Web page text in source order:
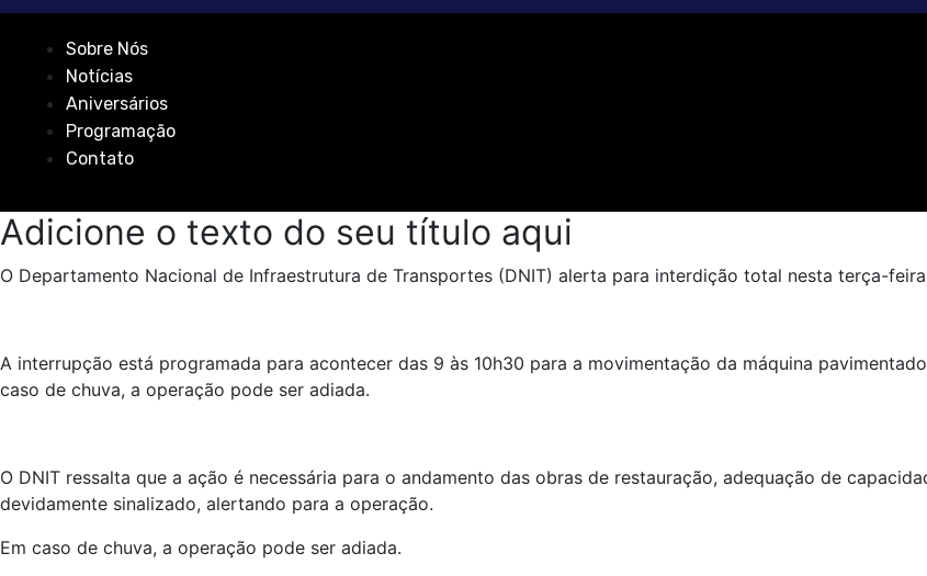
Sobre Nós
Notícias
Aniversários
Programação
Contato
Adicione o texto do seu título aqui
O Departamento Nacional de Infraestrutura de Transportes (DNIT) alerta para interdição total nesta terça-
A interrupção está programada para acontecer das 9 às 10h30 para a movimentação da máquina
caso de chuva, a operação pode ser adiada.
O DNIT ressalta que a ação é necessária para o andamento das obras de restauração, adequação de
devidamente sinalizado, alertando para a operação.
Em caso de chuva, a operação pode ser adiada.